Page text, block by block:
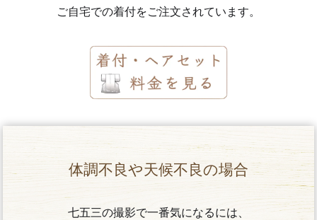
ご自宅での着付をご注文されています。
体調不良や天候不良の場合
七五三の撮影で一番気になるには、